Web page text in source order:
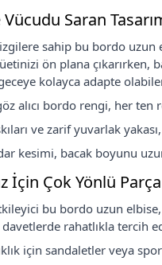
Vücudu Saran
sahip bu bordo uzun
ön plana çıkarırken,
kolayca adapte
alıcı bordo rengi, her
ve zarif yuvarlak
kesimi, bacak boyunu
İçin Çok Yönlü Parça
bu bordo uzun
rahatlıkla tercih
için sandaletler veya